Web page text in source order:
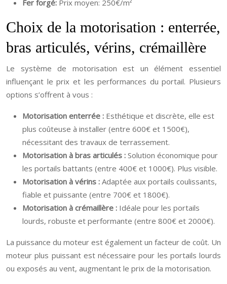
Fer forgé: Prix moyen: 250€/m²
Choix de la motorisation : enterrée,
bras articulés, vérins, crémaillère
Le système de motorisation est un élément essentiel
influençant le prix et les performances du portail. Plusieurs
options s’offrent à vous :
Motorisation enterrée : Esthétique et discrète, elle est
plus coûteuse à installer (entre 600€ et 1500€),
nécessitant des travaux de terrassement.
Motorisation à bras articulés : Solution économique pour
les portails battants (entre 400€ et 1000€). Plus visible.
Motorisation à vérins : Adaptée aux portails coulissants,
fiable et puissante (entre 700€ et 1800€).
Motorisation à crémaillère : Idéale pour les portails
lourds, robuste et performante (entre 800€ et 2000€).
La puissance du moteur est également un facteur de coût. Un
moteur plus puissant est nécessaire pour les portails lourds
ou exposés au vent, augmentant le prix de la motorisation.